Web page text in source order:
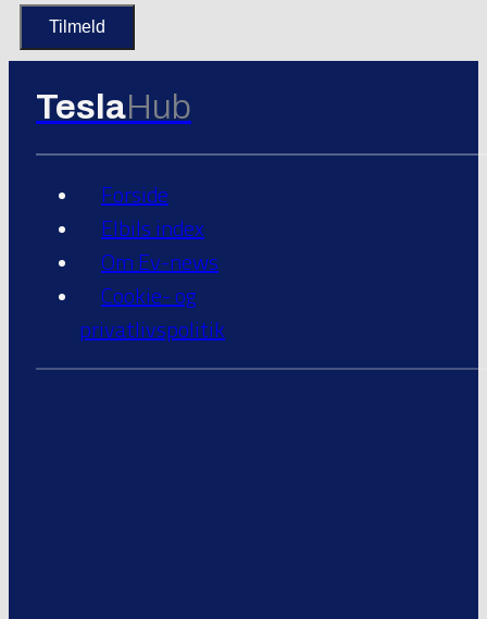
TeslaHub
Forside
Elbils index
Om Ev-news
Cookie- og
privatlivspolitik